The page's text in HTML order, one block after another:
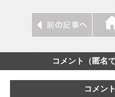
コメント（匿名
コメン